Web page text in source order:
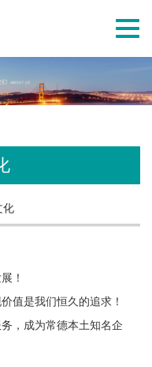
切
化
！
值是我们恒久的追求！
，成为常德本土知名企